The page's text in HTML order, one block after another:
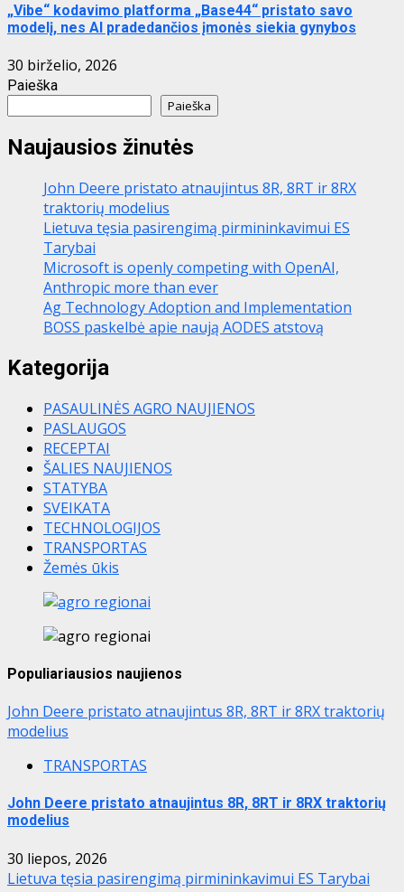
„Vibe“ kodavimo platforma „Base44“ pristato savo
modelį, nes AI pradedančios įmonės siekia gynybos
30 birželio, 2026
Paieška
Paieška
Naujausios žinutės
John Deere pristato atnaujintus 8R, 8RT ir 8RX
traktorių modelius
Lietuva tęsia pasirengimą pirmininkavimui ES
Tarybai
Microsoft is openly competing with OpenAI,
Anthropic more than ever
Ag Technology Adoption and Implementation
BOSS paskelbė apie naują AODES atstovą
Kategorija
PASAULINĖS AGRO NAUJIENOS
PASLAUGOS
RECEPTAI
ŠALIES NAUJIENOS
STATYBA
SVEIKATA
TECHNOLOGIJOS
TRANSPORTAS
Žemės ūkis
Populiariausios naujienos
John Deere pristato atnaujintus 8R, 8RT ir 8RX traktorių
modelius
TRANSPORTAS
John Deere pristato atnaujintus 8R, 8RT ir 8RX traktorių
modelius
30 liepos, 2026
Lietuva tęsia pasirengimą pirmininkavimui ES Tarybai